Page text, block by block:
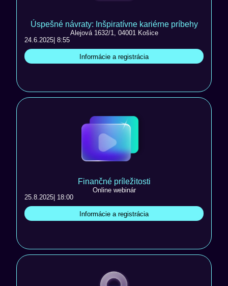
Úspešné návraty: Inšpiratívne kariérne príbehy
Alejová 1632/1, 04001 Košice
24.6.2025 | 8:55
Informácie a registrácia
Finančné príležitosti
Online webinár
25.8.2025 | 18:00
Informácie a registrácia